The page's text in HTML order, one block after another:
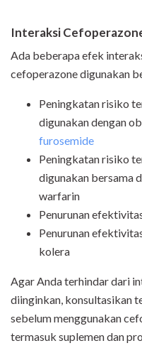
Interaksi
Ada beberapa efek
cefoperazone digunakan
Peningkatan risiko
digunakan dengan
furosemide
Peningkatan risiko
digunakan bersama
warfarin
Penurunan
Penurunan
kolera
Agar Anda terhindar dari
diinginkan, konsultasikan
sebelum menggunakan
termasuk suplemen dan